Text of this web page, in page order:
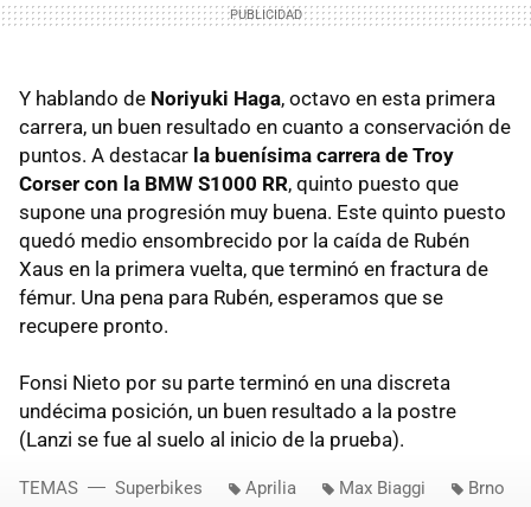
Y hablando de Noriyuki Haga, octavo en esta primera
carrera, un buen resultado en cuanto a conservación de
puntos. A destacar la buenísima carrera de Troy
Corser con la BMW S1000 RR, quinto puesto que
supone una progresión muy buena. Este quinto puesto
quedó medio ensombrecido por la caída de Rubén
Xaus en la primera vuelta, que terminó en fractura de
fémur. Una pena para Rubén, esperamos que se
recupere pronto.
Fonsi Nieto por su parte terminó en una discreta
undécima posición, un buen resultado a la postre
(Lanzi se fue al suelo al inicio de la prueba).
TEMAS Superbikes Aprilia Max Biaggi Brno